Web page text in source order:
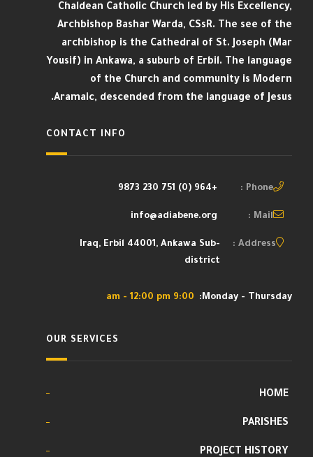
Chaldean Catholic Church led by His Excellency,
Archbishop Bashar Warda, CSsR. The see of the
archbishop is the Cathedral of St. Joseph (Mar
Yousif) in Ankawa, a suburb of Erbil. The language
of the Church and community is Modern
Aramaic, descended from the language of Jesus.
CONTACT INFO
Phone :
+964 (0) 751 230 9873
Mail :
info@adiabene.org
Address :
Iraq, Erbil 44001, Ankawa Sub-
district
Monday - Thursday:
9:00 am - 12:00 pm
OUR SERVICES
HOME
PARISHES
PROJECT HISTORY